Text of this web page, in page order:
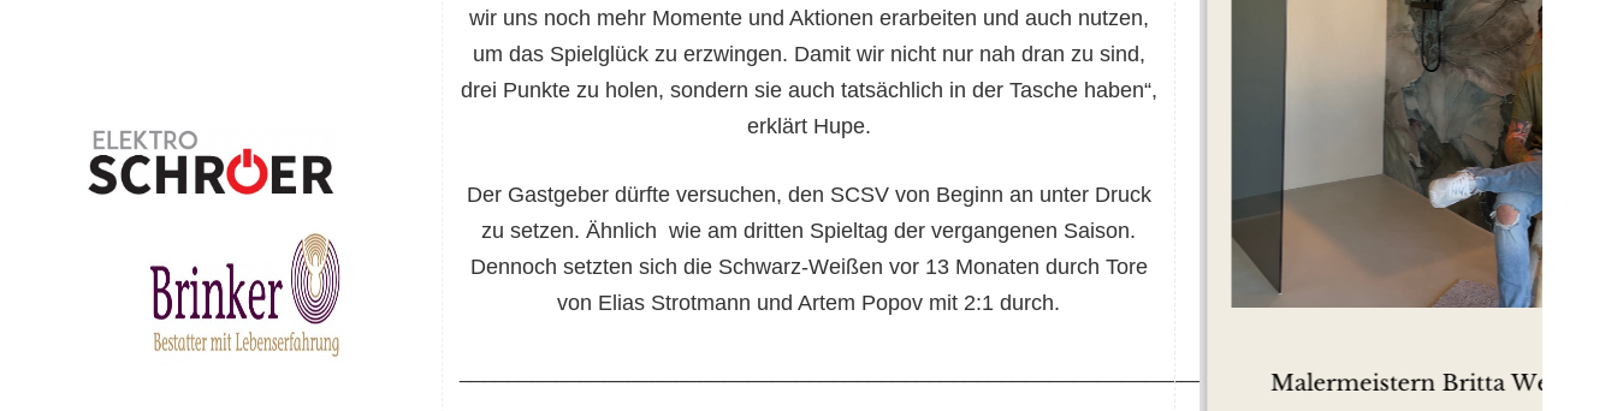
wir uns noch mehr Momente und Aktionen erarbeiten und auch nutzen,
um das Spielglück zu erzwingen. Damit wir nicht nur nah dran zu sind,
drei Punkte zu holen, sondern sie auch tatsächlich in der Tasche haben“,
erklärt Hupe.
Der Gastgeber dürfte versuchen, den SCSV von Beginn an unter Druck
zu setzen. Ähnlich wie am dritten Spieltag der vergangenen Saison.
Dennoch setzten sich die Schwarz-Weißen vor 13 Monaten durch Tore
von Elias Strotmann und Artem Popov mit 2:1 durch.